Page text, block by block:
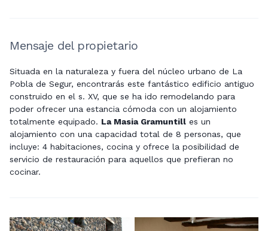
Mensaje del propietario
Situada en la naturaleza y fuera del núcleo urbano de La
Pobla de Segur, encontrarás este fantástico edificio antiguo
construido en el s. XV, que se ha ido remodelando para
poder ofrecer una estancia cómoda con un alojamiento
totalmente equipado. La Masia Gramuntill es un
alojamiento con una capacidad total de 8 personas, que
incluye: 4 habitaciones, cocina y ofrece la posibilidad de
servicio de restauración para aquellos que prefieran no
cocinar.